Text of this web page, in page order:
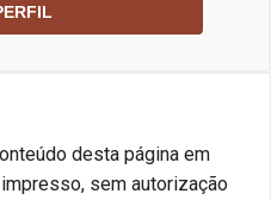
desta página em
sem autorização